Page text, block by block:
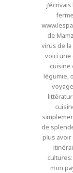
de
virus de
voici une
cuisine
légumie,
de
plus avoir
mon